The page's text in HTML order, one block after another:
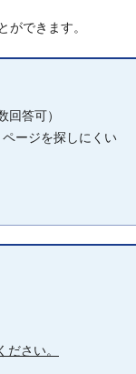
できます。
回答可）
ページを探しにくい
さい。